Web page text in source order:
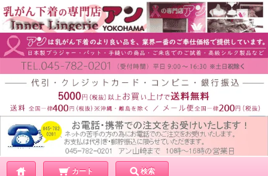
カート 検索